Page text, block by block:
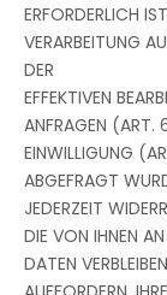
ERFORDERLICH
VERARBEITUNG
DER
EFFEKTIVEN
ANFRAGEN (ART.
EINWILLIGUNG
ABGEFRAGT
JEDERZEIT
DIE VON IHNEN
DATEN